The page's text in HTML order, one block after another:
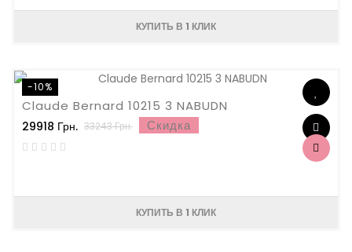
КУПИТЬ В 1 КЛИК
-10%
Claude Bernard 10215 3 NABUDN
29918 Грн. 33243 Грн. Скидка
КУПИТЬ В 1 КЛИК